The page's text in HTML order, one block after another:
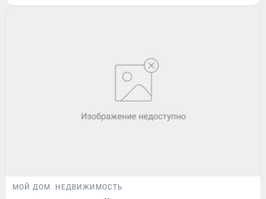
МОЙ ДОМ НЕДВИЖИМОСТЬ